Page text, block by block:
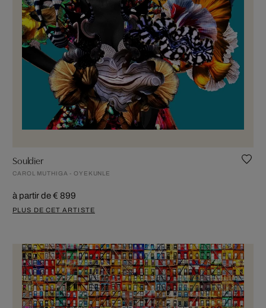
Souldier
CAROL MUTHIGA - OYEKUNLE
à partir de € 899
PLUS DE CET ARTISTE